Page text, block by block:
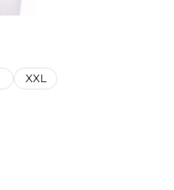
XXL